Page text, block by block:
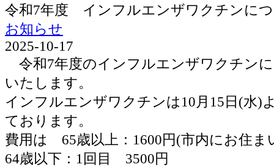
令和7年度 インフルエンザワクチンに
お知らせ
2025-10-17
令和7年度のインフルエンザワクチン
いたします。
インフルエンザワクチンは10月15日(水)
ております。
費用は 65歳以上：1600円(市内にお住ま
64歳以下：1回目 3500円